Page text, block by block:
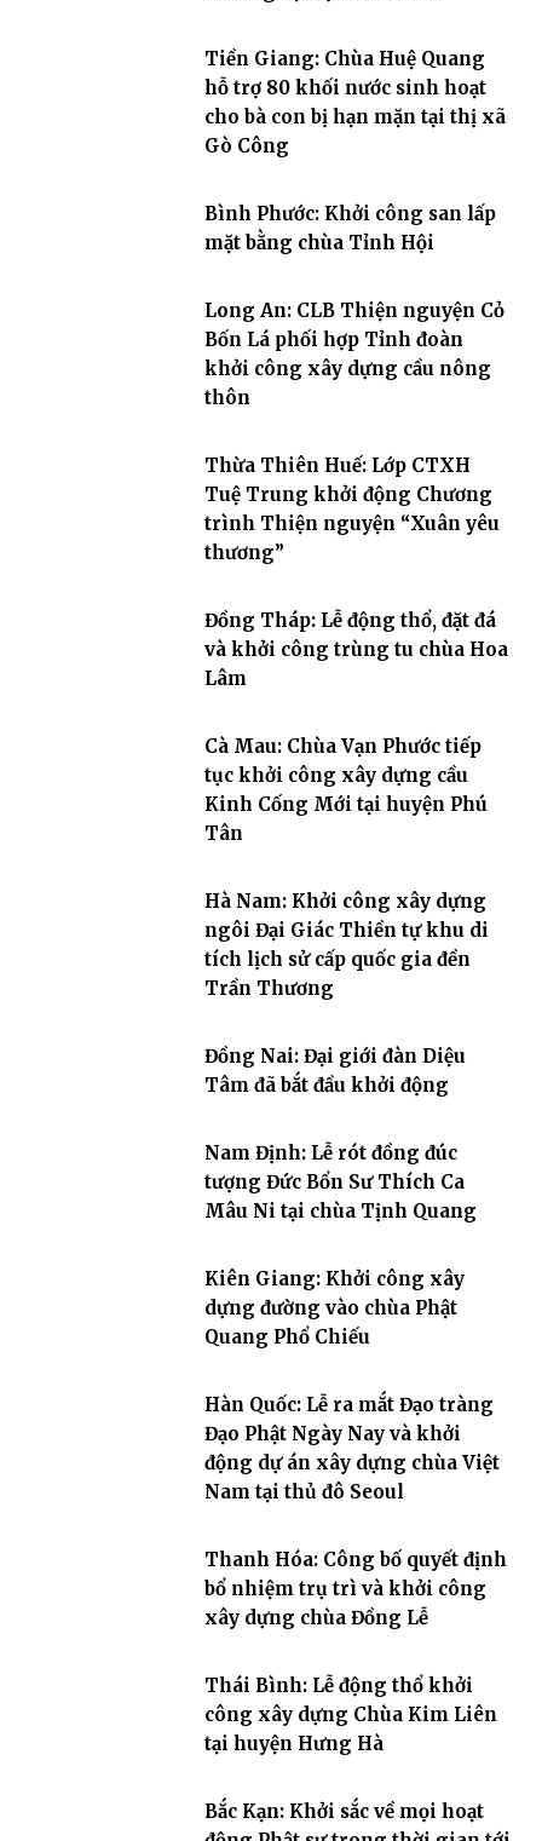
Tiền Giang: Chùa Huệ Quang
hỗ trợ 80 khối nước sinh hoạt
cho bà con bị hạn mặn tại thị xã
Gò Công
Bình Phước: Khởi công san lấp
mặt bằng chùa Tỉnh Hội
Long An: CLB Thiện nguyện Cỏ
Bốn Lá phối hợp Tỉnh đoàn
khởi công xây dựng cầu nông
thôn
Thừa Thiên Huế: Lớp CTXH
Tuệ Trung khởi động Chương
trình Thiện nguyện “Xuân yêu
thương”
Đồng Tháp: Lễ động thổ, đặt đá
và khởi công trùng tu chùa Hoa
Lâm
Cà Mau: Chùa Vạn Phước tiếp
tục khởi công xây dựng cầu
Kinh Cống Mới tại huyện Phú
Tân
Hà Nam: Khởi công xây dựng
ngôi Đại Giác Thiền tự khu di
tích lịch sử cấp quốc gia đền
Trần Thương
Đồng Nai: Đại giới đàn Diệu
Tâm đã bắt đầu khởi động
Nam Định: Lễ rót đồng đúc
tượng Đức Bổn Sư Thích Ca
Mâu Ni tại chùa Tịnh Quang
Kiên Giang: Khởi công xây
dựng đường vào chùa Phật
Quang Phổ Chiếu
Hàn Quốc: Lễ ra mắt Đạo tràng
Đạo Phật Ngày Nay và khởi
động dự án xây dựng chùa Việt
Nam tại thủ đô Seoul
Thanh Hóa: Công bố quyết định
bổ nhiệm trụ trì và khởi công
xây dựng chùa Đồng Lễ
Thái Bình: Lễ động thổ khởi
công xây dựng Chùa Kim Liên
tại huyện Hưng Hà
Bắc Kạn: Khởi sắc về mọi hoạt